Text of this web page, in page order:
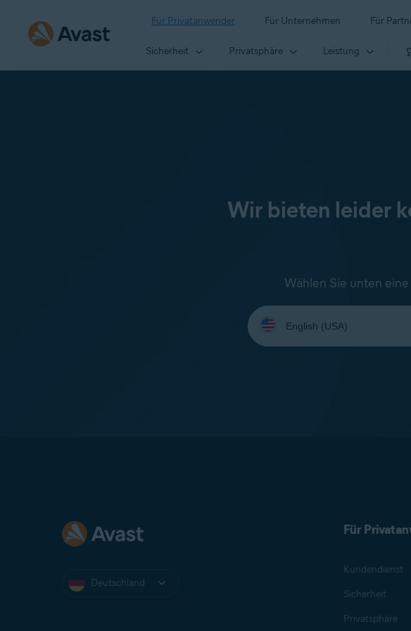
Für Privatanwender Für Unternehmen Für
Sicherheit Privatsphäre Leistung
Wir bieten leider
Wählen Sie unten
Wählen
Sie
Ihre
Deutschland
Für
Kundendienst
Sicherheit
Privatsphäre